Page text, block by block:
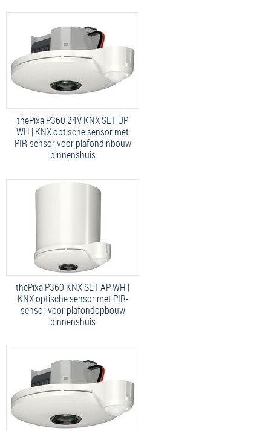
thePixa P360 24V KNX SET UP
WH | KNX optische sensor met
PIR-sensor voor plafondinbouw
binnenshuis
thePixa P360 KNX SET AP WH |
KNX optische sensor met PIR-
sensor voor plafondopbouw
binnenshuis